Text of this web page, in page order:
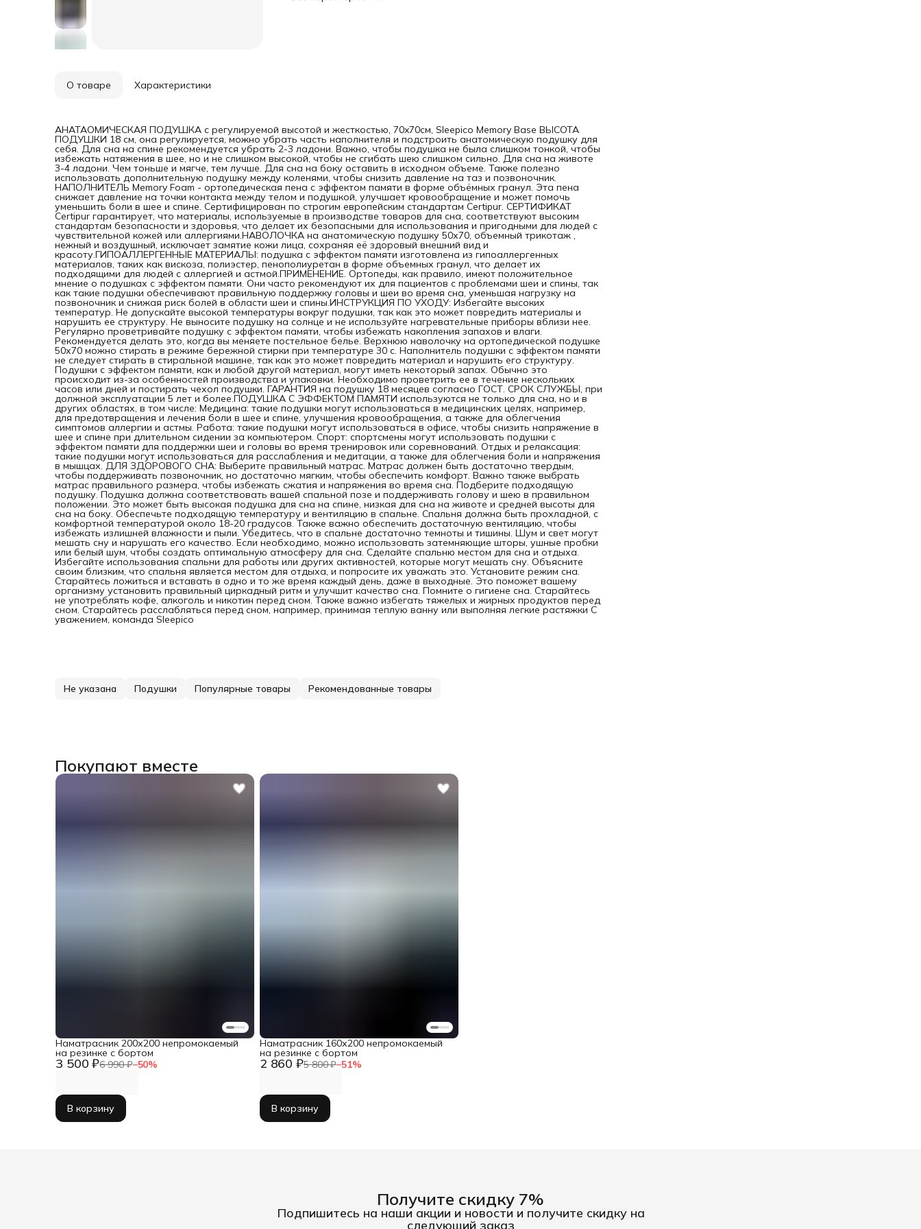
вид и красоту.ГИПОАЛЛЕРГЕННЫЕ МАТЕРИАЛЫ: подушка с
эффектом памяти изготовлена из гипоаллергенных
материалов, таких как вискоза, полиэстер, пенополиуретан в
форме объемных гранул, что делает их подходящими для
людей с аллергией и астмой.ПРИМЕНЕНИЕ. Ортопеды, как
правило, имеют положительное мнение о подушках с
эффектом памяти. Они часто рекомендуют их для пациентов с
проблемами шеи и спины, так как такие подушки
обеспечивают правильную поддержку головы и шеи во время
сна, уменьшая нагрузку на позвоночник и снижая риск болей в
области шеи и спины.ИНСТРУКЦИЯ ПО УХОДУ: Избегайте
высоких температур. Не допускайте высокой температуры
вокруг подушки, так как это может повредить материалы и
нарушить ее структуру. Не выносите подушку на солнце и не
используйте нагревательные приборы вблизи нее. Регулярно
проветривайте подушку с эффектом памяти, чтобы избежать
накопления запахов и влаги. Рекомендуется делать это, когда
вы меняете постельное белье. Верхнюю наволочку на
ортопедической подушке 50х70 можно стирать в режиме
бережной стирки при температуре 30 с. Наполнитель подушки
с эффектом памяти не следует стирать в стиральной машине,
так как это может повредить материал и нарушить его
структуру. Подушки с эффектом памяти, как и любой другой
материал, могут иметь некоторый запах. Обычно это
происходит из-за особенностей производства и упаковки.
Необходимо проветрить ее в течение нескольких часов или
дней и постирать чехол подушки. ГАРАНТИЯ на подушку 18
месяцев согласно ГОСТ. СРОК СЛУЖБЫ, при должной
эксплуатации 5 лет и более.ПОДУШКА С ЭФФЕКТОМ ПАМЯТИ
используются не только для сна, но и в других областях, в том
числе: Медицина: такие подушки могут использоваться в
медицинских целях, например, для предотвращения и лечения
боли в шее и спине, улучшения кровообращения, а также для
облегчения симптомов аллергии и астмы. Работа: такие
подушки могут использоваться в офисе, чтобы снизить
напряжение в шее и спине при длительном сидении за
компьютером. Спорт: спортсмены могут использовать подушки
с эффектом памяти для поддержки шеи и головы во время
тренировок или соревнований. Отдых и релаксация: такие
подушки могут использоваться для расслабления и
медитации, а также для облегчения боли и напряжения в
мышцах. ДЛЯ ЗДОРОВОГО СНА: Выберите правильный
матрас. Матрас должен быть достаточно твердым, чтобы
поддерживать позвоночник, но достаточно мягким, чтобы
обеспечить комфорт. Важно также выбрать матрас
правильного размера, чтобы избежать сжатия и напряжения
во время сна. Подберите подходящую подушку. Подушка
должна соответствовать вашей спальной позе и
поддерживать голову и шею в правильном положении. Это
может быть высокая подушка для сна на спине, низкая для
сна на животе и средней высоты для сна на боку. Обеспечьте
пробки или белый шум, чтобы создать оптимальную
о гигиене сна. Старайтесь не употреблять кофе, алкоголь и
никотин перед сном. Также важно избегать тяжелых и жирных
продуктов перед сном. Старайтесь расслабляться перед сном,
О товаре Характеристики
АНАТАОМИЧЕСКАЯ ПОДУШКА с регулируемой высотой и жесткостью, 70x70см, Sleepico Memory Base ВЫСОТА
ПОДУШКИ 18 см, она регулируется, можно убрать часть наполнителя и подстроить анатомическую подушку для
себя. Для сна на спине рекомендуется убрать 2-3 ладони. Важно, чтобы подушка не была слишком тонкой, чтобы
избежать натяжения в шее, но и не слишком высокой, чтобы не сгибать шею слишком сильно. Для сна на животе
3-4 ладони. Чем тоньше и мягче, тем лучше. Для сна на боку оставить в исходном объеме. Также полезно
использовать дополнительную подушку между коленями, чтобы снизить давление на таз и позвоночник.
НАПОЛНИТЕЛЬ Memory Foam - ортопедическая пена с эффектом памяти в форме объёмных гранул. Эта пена
снижает давление на точки контакта между телом и подушкой, улучшает кровообращение и может помочь
уменьшить боли в шее и спине. Сертифицирован по строгим европейским стандартам Certipur. СЕРТИФИКАТ
Certipur гарантирует, что материалы, используемые в производстве товаров для сна, соответствуют высоким
стандартам безопасности и здоровья, что делает их безопасными для использования и пригодными для людей с
чувствительной кожей или аллергиями.НАВОЛОЧКА на анатомическую подушку 50х70, объемный трикотаж ,
нежный и воздушный, исключает замятие кожи лица, сохраняя её здоровый внешний вид и
красоту.ГИПОАЛЛЕРГЕННЫЕ МАТЕРИАЛЫ: подушка с эффектом памяти изготовлена из гипоаллергенных
материалов, таких как вискоза, полиэстер, пенополиуретан в форме объемных гранул, что делает их
подходящими для людей с аллергией и астмой.ПРИМЕНЕНИЕ. Ортопеды, как правило, имеют положительное
мнение о подушках с эффектом памяти. Они часто рекомендуют их для пациентов с проблемами шеи и спины, так
как такие подушки обеспечивают правильную поддержку головы и шеи во время сна, уменьшая нагрузку на
позвоночник и снижая риск болей в области шеи и спины.ИНСТРУКЦИЯ ПО УХОДУ: Избегайте высоких
температур. Не допускайте высокой температуры вокруг подушки, так как это может повредить материалы и
нарушить ее структуру. Не выносите подушку на солнце и не используйте нагревательные приборы вблизи нее.
Регулярно проветривайте подушку с эффектом памяти, чтобы избежать накопления запахов и влаги.
Рекомендуется делать это, когда вы меняете постельное белье. Верхнюю наволочку на ортопедической подушке
50х70 можно стирать в режиме бережной стирки при температуре 30 с. Наполнитель подушки с эффектом памяти
не следует стирать в стиральной машине, так как это может повредить материал и нарушить его структуру.
Подушки с эффектом памяти, как и любой другой материал, могут иметь некоторый запах. Обычно это
происходит из-за особенностей производства и упаковки. Необходимо проветрить ее в течение нескольких
часов или дней и постирать чехол подушки. ГАРАНТИЯ на подушку 18 месяцев согласно ГОСТ. СРОК СЛУЖБЫ, при
должной эксплуатации 5 лет и более.ПОДУШКА С ЭФФЕКТОМ ПАМЯТИ используются не только для сна, но и в
других областях, в том числе: Медицина: такие подушки могут использоваться в медицинских целях, например,
для предотвращения и лечения боли в шее и спине, улучшения кровообращения, а также для облегчения
симптомов аллергии и астмы. Работа: такие подушки могут использоваться в офисе, чтобы снизить напряжение в
шее и спине при длительном сидении за компьютером. Спорт: спортсмены могут использовать подушки с
эффектом памяти для поддержки шеи и головы во время тренировок или соревнований. Отдых и релаксация:
такие подушки могут использоваться для расслабления и медитации, а также для облегчения боли и напряжения
в мышцах. ДЛЯ ЗДОРОВОГО СНА: Выберите правильный матрас. Матрас должен быть достаточно твердым,
чтобы поддерживать позвоночник, но достаточно мягким, чтобы обеспечить комфорт. Важно также выбрать
матрас правильного размера, чтобы избежать сжатия и напряжения во время сна. Подберите подходящую
подушку. Подушка должна соответствовать вашей спальной позе и поддерживать голову и шею в правильном
положении. Это может быть высокая подушка для сна на спине, низкая для сна на животе и средней высоты для
сна на боку. Обеспечьте подходящую температуру и вентиляцию в спальне. Спальня должна быть прохладной, с
комфортной температурой около 18-20 градусов. Также важно обеспечить достаточную вентиляцию, чтобы
избежать излишней влажности и пыли. Убедитесь, что в спальне достаточно темноты и тишины. Шум и свет могут
мешать сну и нарушать его качество. Если необходимо, можно использовать затемняющие шторы, ушные пробки
или белый шум, чтобы создать оптимальную атмосферу для сна. Сделайте спальню местом для сна и отдыха.
Избегайте использования спальни для работы или других активностей, которые могут мешать сну. Объясните
своим близким, что спальня является местом для отдыха, и попросите их уважать это. Установите режим сна.
Старайтесь ложиться и вставать в одно и то же время каждый день, даже в выходные. Это поможет вашему
организму установить правильный циркадный ритм и улучшит качество сна. Помните о гигиене сна. Старайтесь
не употреблять кофе, алкоголь и никотин перед сном. Также важно избегать тяжелых и жирных продуктов перед
сном. Старайтесь расслабляться перед сном, например, принимая теплую ванну или выполняя легкие растяжки С
уважением, команда Sleepico
Не указана Подушки Популярные товары Рекомендованные товары
Покупают вместе
3 500 ₽6 990 ₽−50%
Наматрасник 200х200 непромокаемый
на резинке с бортом
В корзину
2 860 ₽5 800 ₽−51%
Наматрасник 160х200 непромокаемый
на резинке с бортом
В корзину
Получите скидку 7%
Подпишитесь на наши акции и новости и получите скидку на
следующий заказ